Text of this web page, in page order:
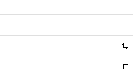
開
ウ
開
く
ン
ウ
で
開
く
ウ
ン
ド
ウ
新
し